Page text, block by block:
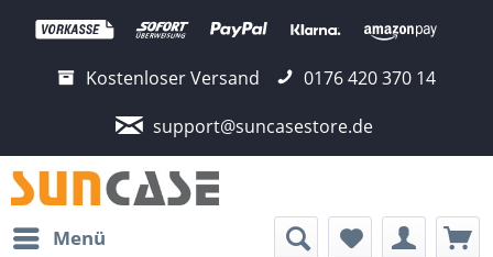
Kostenloser Versand
0176 420 370 14
support@suncasestore.de
Menü